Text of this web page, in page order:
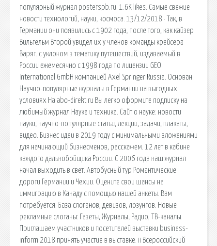
популярный журнал posterspb.ru. 1.6K likes. Самые свежие
новости технологий, науки, космоса. 13/12/2018 · Так, в
Германии они появились с 1902 года, после того, как кайзер
Вильгельм Второй увидел их у членов команды крейсера
Варяг. с уклоном в тематику путешествий, издаваемый в
России ежемесячно с 1998 года по лицензии GEO
International GmbH компанией Axel Springer Russia. Основан.
Научно-популярные журналы в Германии на выгодных
условиях На аbo-direkt.ru Вы легко оформите подписку на
любимый журнал Наука и техника. Сайт о науке: новости
науки, научно-популярные статьи, лекции, задачи, плакаты,
видео. Бизнес идеи в 2019 году с минимальными вложениями
для начинающий бизнесменов, расскажем. 12 лет в кабине
каждого дальнобойщика России. С 2006 года наш журнал
начал выходить в свет. Автобусный тур Романтические
дороги Германии и Чехии. Оцените свои шансы на
иммиграцию в Канаду с помощью нашей анкеты. Вам
потребуется. База слоганов, девизов, лозунгов. Новые
рекламные слоганы: Газеты, Журналы, Радио, ТВ-каналы.
Приглашаем участников и посетителей выставки business-
inform 2018 принять участие в выставке. ii Всероссийский